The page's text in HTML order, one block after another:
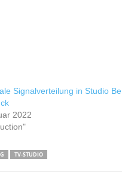
Signalverteilung in Studio
2022
TV-STUDIO